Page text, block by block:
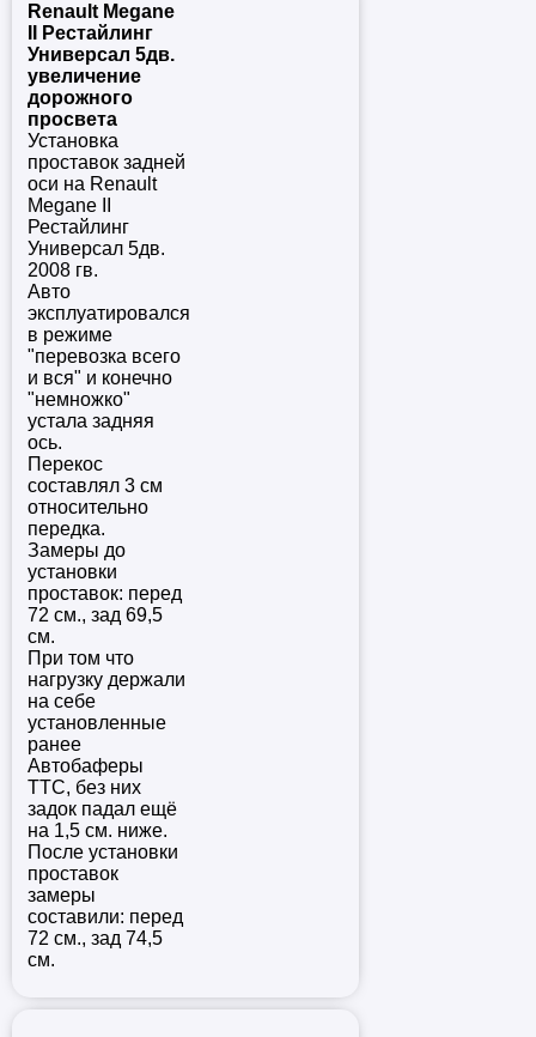
Renault Megane
II Рестайлинг
Универсал 5дв.
увеличение
дорожного
просвета
Установка
проставок задней
оси на Renault
Megane II
Рестайлинг
Универсал 5дв.
2008 гв.
Авто
эксплуатировался
в режиме
"перевозка всего
и вся" и конечно
"немножко"
устала задняя
ось.
Перекос
составлял 3 см
относительно
передка.
Замеры до
установки
проставок: перед
72 см., зад 69,5
см.
При том что
нагрузку держали
на себе
установленные
ранее
Автобаферы
TTC, без них
задок падал ещё
на 1,5 см. ниже.
После установки
проставок
замеры
составили: перед
72 см., зад 74,5
см.